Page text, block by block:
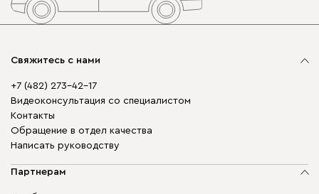
Свяжитесь с нами
+7 (482) 273-42-17
Видеоконсультация со специалистом
Контакты
Обращение в отдел качества
Написать руководству
Партнерам